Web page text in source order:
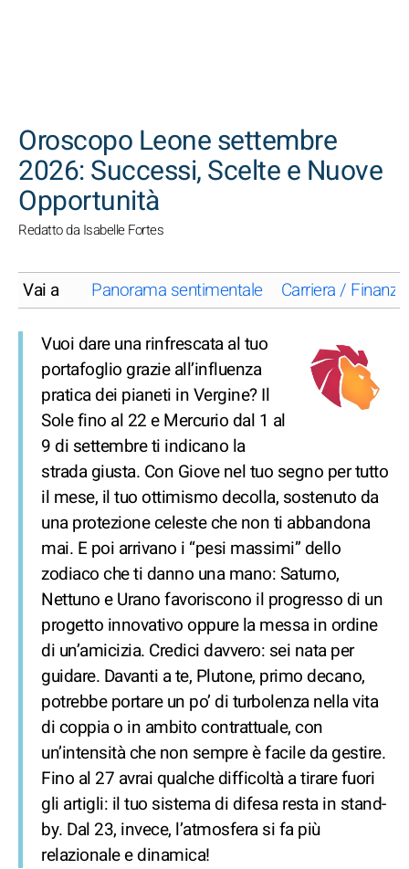
Oroscopo Leone settembre
2026: Successi, Scelte e Nuove
Opportunità
Redatto da Isabelle Fortes
Vai a Panorama sentimentale Carriera / Finanze
Vuoi dare una rinfrescata al tuo
portafoglio grazie all’influenza
pratica dei pianeti in Vergine? Il
Sole fino al 22 e Mercurio dal 1 al
9 di settembre ti indicano la
strada giusta. Con Giove nel tuo segno per tutto
il mese, il tuo ottimismo decolla, sostenuto da
una protezione celeste che non ti abbandona
mai. E poi arrivano i “pesi massimi” dello
zodiaco che ti danno una mano: Saturno,
Nettuno e Urano favoriscono il progresso di un
progetto innovativo oppure la messa in ordine
di un’amicizia. Credici davvero: sei nata per
guidare. Davanti a te, Plutone, primo decano,
potrebbe portare un po’ di turbolenza nella vita
di coppia o in ambito contrattuale, con
un’intensità che non sempre è facile da gestire.
Fino al 27 avrai qualche difficoltà a tirare fuori
gli artigli: il tuo sistema di difesa resta in stand-
by. Dal 23, invece, l’atmosfera si fa più
relazionale e dinamica!